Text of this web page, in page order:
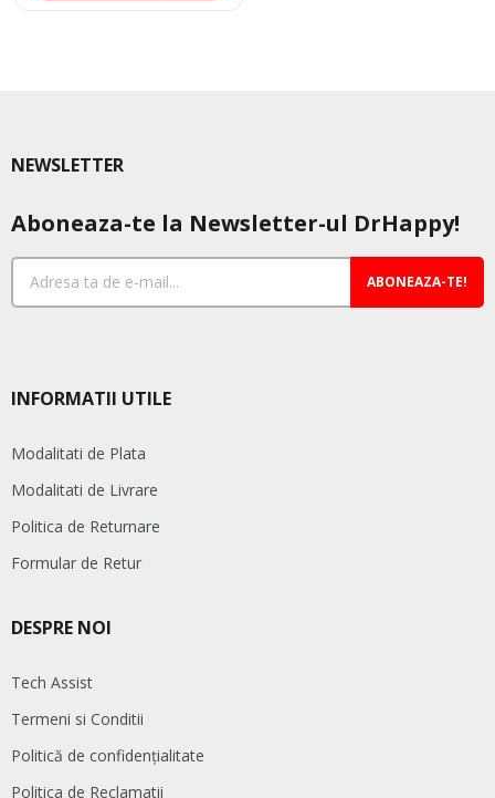
NEWSLETTER
Aboneaza-te la Newsletter-ul DrHappy!
ABONEAZA-TE!
INFORMATII UTILE
Modalitati de Plata
Modalitati de Livrare
Politica de Returnare
Formular de Retur
DESPRE NOI
Tech Assist
Termeni si Conditii
Politică de confidențialitate
Politica de Reclamatii